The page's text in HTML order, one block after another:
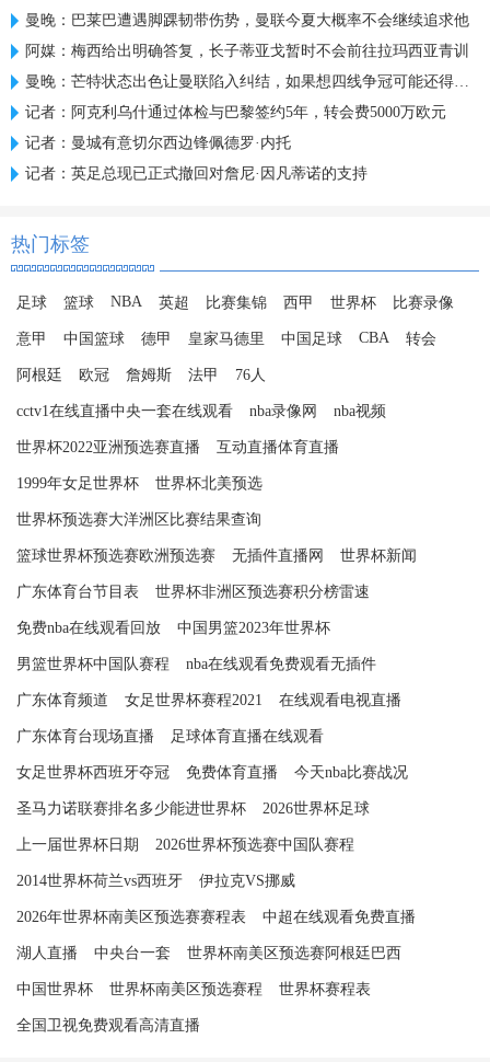
曼晚：巴莱巴遭遇脚踝韧带伤势，曼联今夏大概率不会继续追求他
阿媒：梅西给出明确答复，长子蒂亚戈暂时不会前往拉玛西亚青训
曼晚：芒特状态出色让曼联陷入纠结，如果想四线争冠可能还得买人
记者：阿克利乌什通过体检与巴黎签约5年，转会费5000万欧元
记者：曼城有意切尔西边锋佩德罗·内托
记者：英足总现已正式撤回对詹尼·因凡蒂诺的支持
热门标签
足球 篮球 NBA 英超 比赛集锦 西甲 世界杯 比赛录像
意甲 中国篮球 德甲 皇家马德里 中国足球 CBA 转会
阿根廷 欧冠 詹姆斯 法甲 76人
cctv1在线直播中央一套在线观看 nba录像网 nba视频
世界杯2022亚洲预选赛直播 互动直播体育直播
1999年女足世界杯 世界杯北美预选
世界杯预选赛大洋洲区比赛结果查询
篮球世界杯预选赛欧洲预选赛 无插件直播网 世界杯新闻
广东体育台节目表 世界杯非洲区预选赛积分榜雷速
免费nba在线观看回放 中国男篮2023年世界杯
男篮世界杯中国队赛程 nba在线观看免费观看无插件
广东体育频道 女足世界杯赛程2021 在线观看电视直播
广东体育台现场直播 足球体育直播在线观看
女足世界杯西班牙夺冠 免费体育直播 今天nba比赛战况
圣马力诺联赛排名多少能进世界杯 2026世界杯足球
上一届世界杯日期 2026世界杯预选赛中国队赛程
2014世界杯荷兰vs西班牙 伊拉克VS挪威
2026年世界杯南美区预选赛赛程表 中超在线观看免费直播
湖人直播 中央台一套 世界杯南美区预选赛阿根廷巴西
中国世界杯 世界杯南美区预选赛程 世界杯赛程表
全国卫视免费观看高清直播